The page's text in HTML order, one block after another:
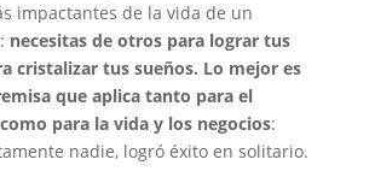
impactantes de la vida de un
necesitas de otros para lograr tus
cristalizar tus sueños. Lo mejor es
que aplica tanto para el
para la vida y los negocios:
nadie, logró éxito en solitario.